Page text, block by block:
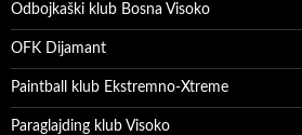
Odbojkaški klub Bosna Visoko
OFK Dijamant
Paintball klub Ekstremno-Xtreme
Paraglajding klub Visoko